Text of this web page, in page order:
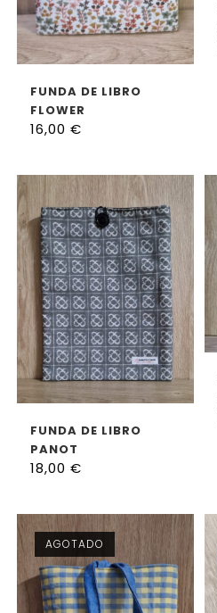
FUNDA DE LIBRO
FLOWER
16,00 €
FUNDA DE LIBRO
PANOT
18,00 €
AGOTADO